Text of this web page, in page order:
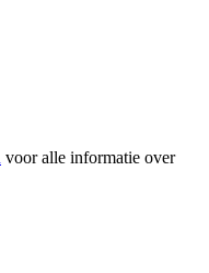
voor alle informatie over